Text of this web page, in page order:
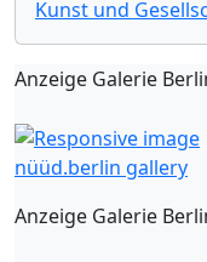
Kunst und
Anzeige Galerie
nüüd.berlin gallery
Anzeige Galerie